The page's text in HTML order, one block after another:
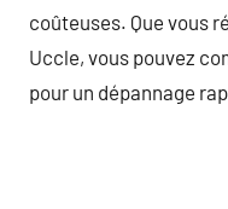
coûteuses. Que vous
Uccle, vous pouvez
pour un dépannage